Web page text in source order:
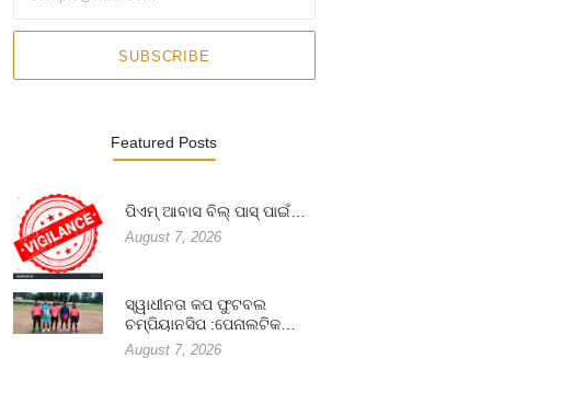
SUBSCRIBE
Featured Posts
ପିଏମ୍ ଆବାସ ବିଲ୍ ପାସ୍ ପାଇଁ…
August 7, 2026
ସ୍ୱାଧୀନତା କପ ଫୁଟବଲ
ଚମ୍ପିୟାନସିପ :ପେନାଲଟିକ…
August 7, 2026